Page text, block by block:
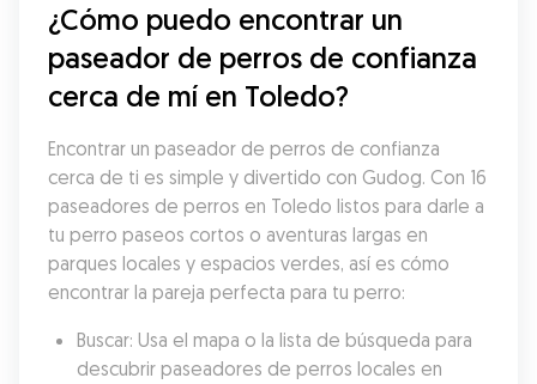
¿Cómo puedo encontrar un
paseador de perros de confianza
cerca de mí en Toledo?
Encontrar un paseador de perros de confianza
cerca de ti es simple y divertido con Gudog. Con 16
paseadores de perros en Toledo listos para darle a
tu perro paseos cortos o aventuras largas en
parques locales y espacios verdes, así es cómo
encontrar la pareja perfecta para tu perro:
Buscar: Usa el mapa o la lista de búsqueda para
descubrir paseadores de perros locales en